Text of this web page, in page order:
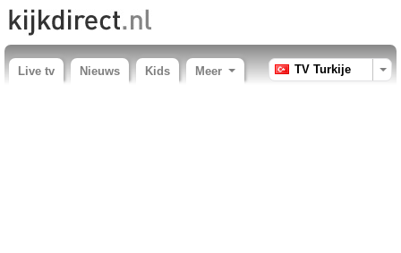
Live tv Nieuws Kids Meer TV Turkije